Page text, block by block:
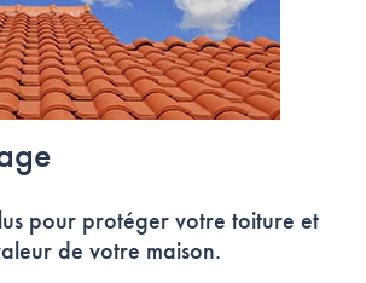
pour protéger votre toiture et
de votre maison.